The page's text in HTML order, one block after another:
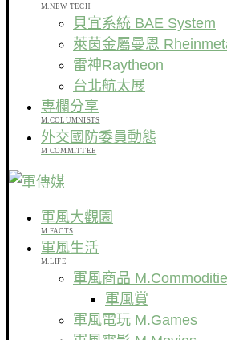
M.NEW TECH
貝宜系統 BAE System
萊茵金屬曼恩
雷神Raytheon
台北航太展
專欄分享
M.COLUMNISTS
外交國防委員動態
M COMMITTEE
軍風大觀園
M.FACTS
軍風生活
M.LIFE
軍風商品
軍風賞
軍風電玩 M.Games